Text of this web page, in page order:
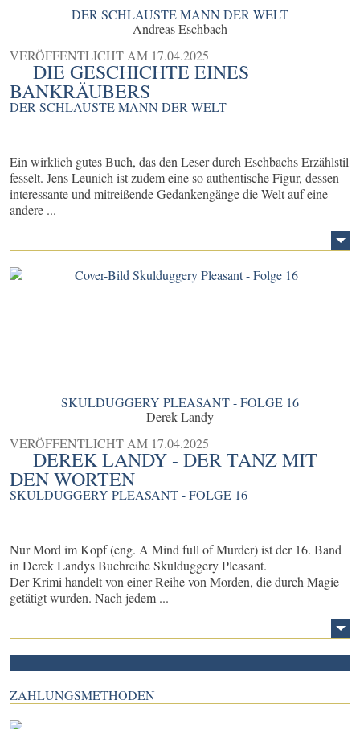
DER SCHLAUSTE MANN DER WELT
Andreas Eschbach
VERÖFFENTLICHT AM 17.04.2025
DIE GESCHICHTE EINES
BANKRÄUBERS
DER SCHLAUSTE MANN DER WELT
Ein wirklich gutes Buch, das den Leser durch Eschbachs Erzählstil
fesselt. Jens Leunich ist zudem eine so authentische Figur, dessen
interessante und mitreißende Gedankengänge die Welt auf eine
andere ...
SKULDUGGERY PLEASANT - FOLGE 16
Derek Landy
VERÖFFENTLICHT AM 17.04.2025
DEREK LANDY - DER TANZ MIT
DEN WORTEN
SKULDUGGERY PLEASANT - FOLGE 16
Nur Mord im Kopf (eng. A Mind full of Murder) ist der 16. Band
in Derek Landys Buchreihe Skulduggery Pleasant.
Der Krimi handelt von einer Reihe von Morden, die durch Magie
getätigt wurden. Nach jedem ...
ZAHLUNGSMETHODEN